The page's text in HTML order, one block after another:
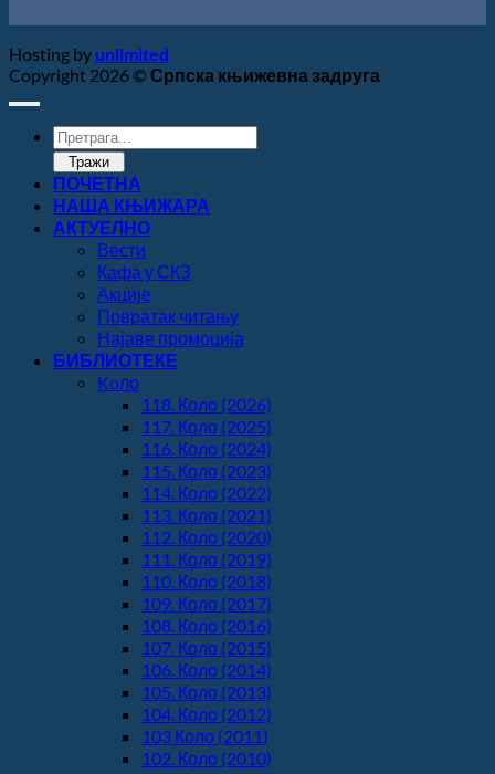
Hosting by unlimited
Copyright 2026 © Српска књижевна задруга
Products
search
Тражи
ПОЧЕТНА
НАША КЊИЖАРА
АКТУЕЛНО
Вести
Кафа у СКЗ
Акције
Повратак читању
Најаве промоција
БИБЛИОТЕКЕ
Koло
118. Коло (2026)
117. Коло (2025)
116. Коло (2024)
115. Коло (2023)
114. Коло (2022)
113. Коло (2021)
112. Коло (2020)
111. Коло (2019)
110. Коло (2018)
109. Коло (2017)
108. Коло (2016)
107. Коло (2015)
106. Коло (2014)
105. Коло (2013)
104. Коло (2012)
103 Коло (2011)
102. Коло (2010)